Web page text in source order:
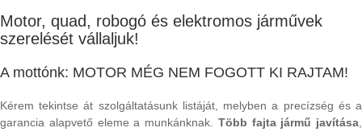
Motor, quad, robogó és elektromos járművek
szerelését vállaljuk!
A mottónk: MOTOR MÉG NEM FOGOTT KI RAJTAM!
Kérem tekintse át szolgáltatásunk listáját, melyben a precízség és a
garancia alapvető eleme a munkánknak. Több fajta jármű javítása